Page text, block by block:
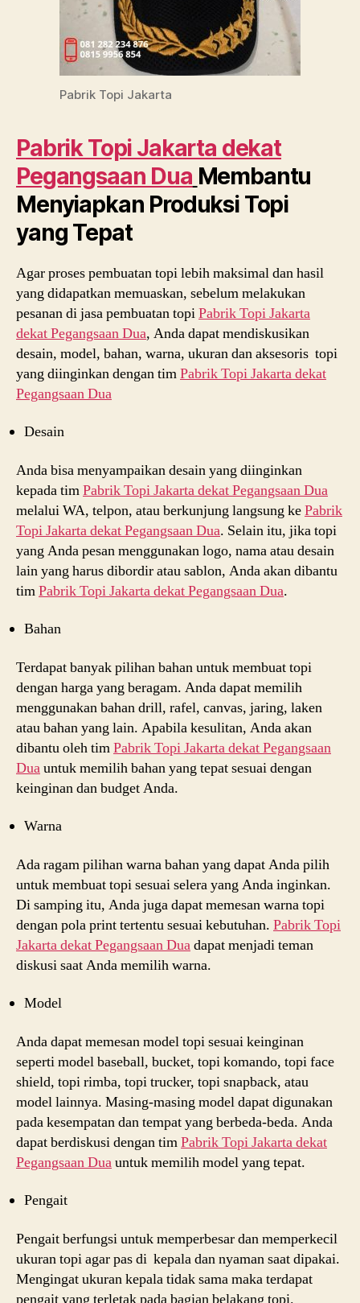
Pabrik Topi Jakarta
Pabrik Topi Jakarta dekat
Pegangsaan Dua Membantu
Menyiapkan Produksi Topi
yang Tepat
Agar proses pembuatan topi lebih maksimal dan hasil
yang didapatkan memuaskan, sebelum melakukan
pesanan di jasa pembuatan topiPabrik Topi Jakarta
dekatPegangsaan Dua, Anda dapat mendiskusikan
desain, model, bahan, warna, ukuran dan aksesoris topi
yang diinginkan dengan timPabrik Topi Jakarta dekat
Pegangsaan Dua
Desain
Anda bisa menyampaikan desain yang diinginkan
kepada timPabrik Topi Jakarta dekatPegangsaan Dua
melalui WA, telpon, atau berkunjung langsung kePabrik
Topi Jakarta dekatPegangsaan Dua. Selain itu, jika topi
yang Anda pesan menggunakan logo, nama atau desain
lain yang harus dibordir atau sablon, Anda akan dibantu
timPabrik Topi Jakarta dekatPegangsaan Dua.
Bahan
Terdapat banyak pilihan bahan untuk membuat topi
dengan harga yang beragam. Anda dapat memilih
menggunakan bahan drill, rafel, canvas, jaring, laken
atau bahan yang lain. Apabila kesulitan, Anda akan
dibantu oleh timPabrik Topi Jakarta dekatPegangsaan
Duauntuk memilih bahan yang tepat sesuai dengan
keinginan dan budget Anda.
Warna
Ada ragam pilihan warna bahan yang dapat Anda pilih
untuk membuat topi sesuai selera yang Anda inginkan.
Di samping itu, Anda juga dapat memesan warna topi
dengan pola print tertentu sesuai kebutuhan. Pabrik Topi
Jakarta dekatPegangsaan Duadapat menjadi teman
diskusi saat Anda memilih warna.
Model
Anda dapat memesan model topi sesuai keinginan
seperti model baseball, bucket, topi komando, topi face
shield, topi rimba, topi trucker, topi snapback, atau
model lainnya. Masing-masing model dapat digunakan
pada kesempatan dan tempat yang berbeda-beda. Anda
dapat berdiskusi dengan timPabrik Topi Jakarta dekat
Pegangsaan Duauntuk memilih model yang tepat.
Pengait
Pengait berfungsi untuk memperbesar dan memperkecil
ukuran topi agar pas di kepala dan nyaman saat dipakai.
Mengingat ukuran kepala tidak sama maka terdapat
pengait yang terletak pada bagian belakang topi.